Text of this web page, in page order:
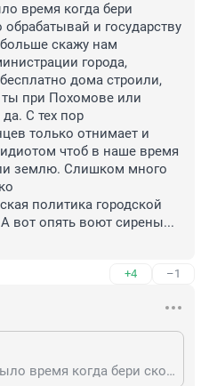
время когда бери
и государству
скажу нам
города,
дома строили,
при Похомове или
С тех пор
только отнимает и
чтоб в наше время
землю. Слишком много
политика городской
вот опять воют сирены...
+4 –1
Не поверишь. Было .Было время когда бери сколько хочешь, только обрабатывай и государству продавай товар .Я тебе больше скажу нам государство в лице администрации города, правление сел. Совета бесплатно дома строили, квартиры давали. Если ты при Похомове или позже попал в Сочи, то да. С тех пор администрация у Сочинцев только отнимает и вычитает. И надо быть идиотом чтоб в наше время купить в Сочи жилье или землю. Слишком много рисков и здесь не только человеконенавистническая политика городской администрация, но и ... А вот опять воют сирены... Пойду прятаться.